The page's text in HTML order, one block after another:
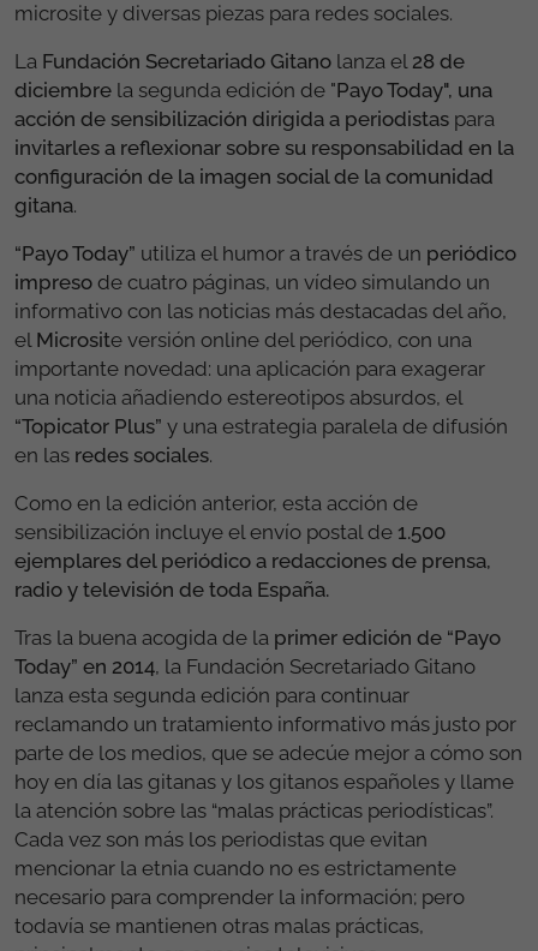
microsite y diversas piezas para redes sociales.
La Fundación Secretariado Gitano lanza el 28 de
diciembre la segunda edición de "Payo Today", una
acción de sensibilización dirigida a periodistas para
invitarles a reflexionar sobre su responsabilidad en la
configuración de la imagen social de la comunidad
gitana.
“Payo Today” utiliza el humor a través de un periódico
impreso de cuatro páginas, un vídeo simulando un
informativo con las noticias más destacadas del año,
el Microsite versión online del periódico, con una
importante novedad: una aplicación para exagerar
una noticia añadiendo estereotipos absurdos, el
“Topicator Plus” y una estrategia paralela de difusión
en las redes sociales.
Como en la edición anterior, esta acción de
sensibilización incluye el envío postal de 1.500
ejemplares del periódico a redacciones de prensa,
radio y televisión de toda España.
Tras la buena acogida de la primer edición de “Payo
Today” en 2014, la Fundación Secretariado Gitano
lanza esta segunda edición para continuar
reclamando un tratamiento informativo más justo por
parte de los medios, que se adecúe mejor a cómo son
hoy en día las gitanas y los gitanos españoles y llame
la atención sobre las “malas prácticas periodísticas”.
Cada vez son más los periodistas que evitan
mencionar la etnia cuando no es estrictamente
necesario para comprender la información; pero
todavía se mantienen otras malas prácticas,